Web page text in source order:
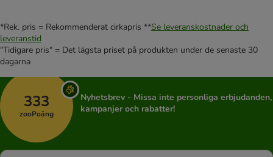
*Rek. pris = Rekommenderat cirkapris **Se leveranskostnader och
leveranstid
"Tidigare pris" = Det lägsta priset på produkten under de senaste 30
dagarna
333
zooPoäng
Nyhetsbrev - Missa inte personliga erbjudanden,
kampanjer och rabatter!